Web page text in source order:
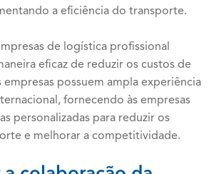
a eficiência do transporte.
de logística profissional
eficaz de reduzir os custos de
empresas possuem ampla experiência
fornecendo às empresas
personalizadas para reduzir os
e melhorar a competitividade.